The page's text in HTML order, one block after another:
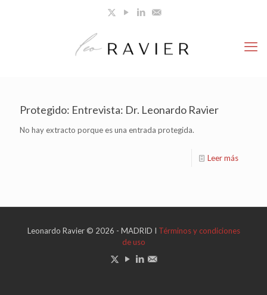
Protegido: Entrevista: Dr. Leonardo Ravier
No hay extracto porque es una entrada protegida.
Leer más
Leonardo Ravier © 2026 - MADRID I Términos y condiciones
de uso